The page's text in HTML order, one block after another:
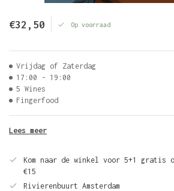
€32,50 Op voorraad
Vrijdag of Zaterdag
17:00 - 19:00
5 Wines
Fingerfood
Lees meer
Kom naar de winkel voor 5+1
€15
Rivierenbuurt Amsterdam